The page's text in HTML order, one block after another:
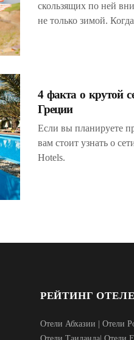
скользящих по ней
не только зимой.
4 факта о крутой
Греции
Если вы планируете
вам стоит узнать о
Hotels.
РЕЙТИНГ
Отели Абхазии Отели